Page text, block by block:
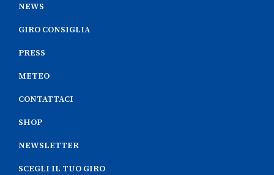
NEWS
GIRO CONSIGLIA
PRESS
METEO
CONTATTACI
SHOP
NEWSLETTER
SCEGLI IL TUO GIRO